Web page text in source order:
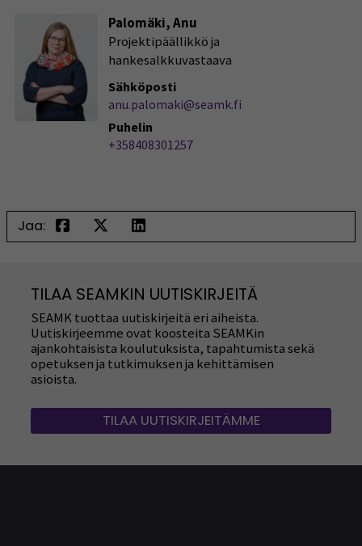
Palomäki, Anu
Projektipäällikkö ja
hankesalkkuvastaava
Sähköposti
anu.palomaki@seamk.fi
Puhelin
+358408301257
Jaa:
TILAA SEAMKIN UUTISKIRJEITÄ
SEAMK tuottaa uutiskirjeitä eri aiheista.
Uutiskirjeemme ovat koosteita SEAMKin
ajankohtaisista koulutuksista, tapahtumista sekä
opetuksen ja tutkimuksen ja kehittämisen
asioista.
TILAA UUTISKIRJEITÄMME